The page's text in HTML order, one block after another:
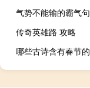
气势不能输的霸气
传奇英雄路 攻略
哪些古诗含有春节